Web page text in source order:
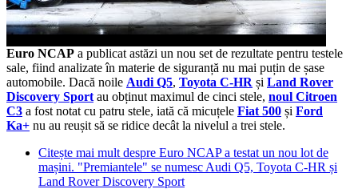
Euro NCAP a publicat astăzi un nou set de rezultate pentru testele
sale, fiind analizate în materie de siguranță nu mai puțin de șase
automobile. Dacă noile Audi Q5, Toyota C-HR și Land Rover
Discovery Sport au obținut maximul de cinci stele, noul Citroen
C3 a fost notat cu patru stele, iată că micuțele Fiat 500 și Ford
Ka+ nu au reușit să se ridice decât la nivelul a trei stele.
Citește mai mult despre Euro NCAP a testat un nou lot de
mașini. "Premiantele" se numesc Audi Q5, Toyota C-HR și
Land Rover Discovery Sport